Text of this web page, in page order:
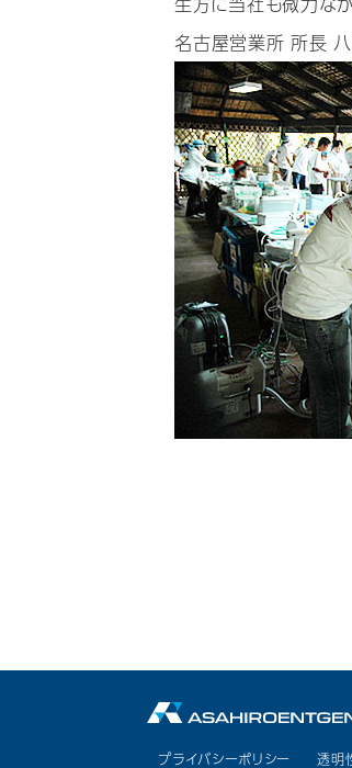
名古屋営業所 所長
プライバシーポリシー 透明